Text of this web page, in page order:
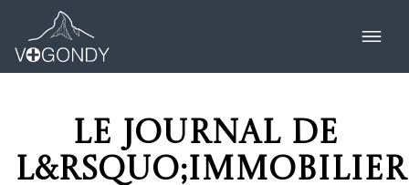
Le Journal de
l&rsquo;Immobilier